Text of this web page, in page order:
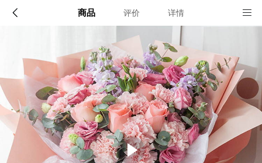
商品 评价 详情
配送说明
全国(小城市请提前一天预定)
确定
店铺信息
该地区暂无配送门店
确定